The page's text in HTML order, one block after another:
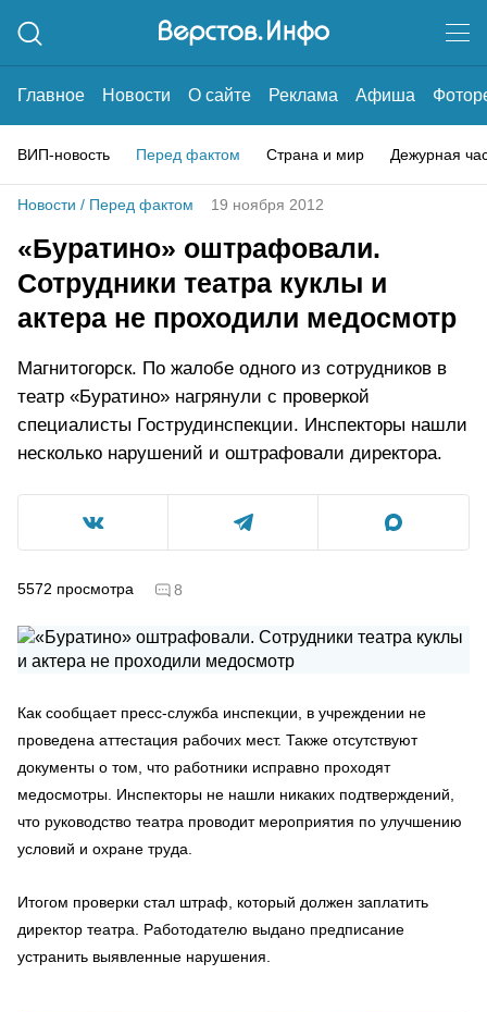
Главное Новости О сайте Реклама Афиша
ВИП-новость Перед фактом Страна и мир Дежурная
Новости / Перед фактом 19 ноября 2012
«Буратино» оштрафовали.
Сотрудники театра куклы и
актера не проходили медосмотр
Магнитогорск. По жалобе одного из сотрудников в
театр «Буратино» нагрянули с проверкой
специалисты Гострудинспекции. Инспекторы нашли
несколько нарушений и оштрафовали директора.
5572 просмотра 8
Как сообщает пресс-служба инспекции, в учреждении не
проведена аттестация рабочих мест. Также отсутствуют
документы о том, что работники исправно проходят
медосмотры. Инспекторы не нашли никаких подтверждений,
что руководство театра проводит мероприятия по улучшению
условий и охране труда.
Итогом проверки стал штраф, который должен заплатить
директор театра. Работодателю выдано предписание
устранить выявленные нарушения.